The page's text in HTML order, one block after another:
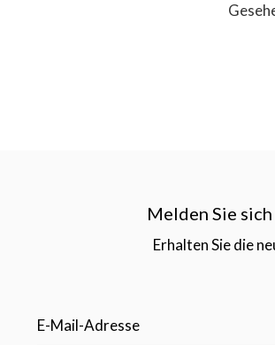
Melden Sie
Erhalten Sie die